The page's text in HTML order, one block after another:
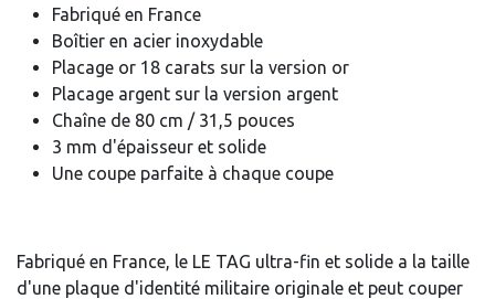
Fabriqué en France
Boîtier en acier inoxydable
Placage or 18 carats sur la version or
Placage argent sur la version argent
Chaîne de 80 cm / 31,5 pouces
3 mm d'épaisseur et solide
Une coupe parfaite à chaque coupe
Fabriqué en France, le LE TAG ultra-fin et solide a la taille
d'une plaque d'identité militaire originale et peut couper